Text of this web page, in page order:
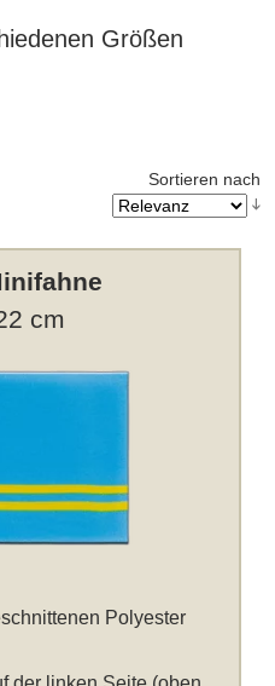
Größen
Sortieren nach
cm
Polyester